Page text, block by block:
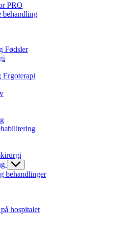
PRO
behandling
Fødsler
behandlinger
hospitalet